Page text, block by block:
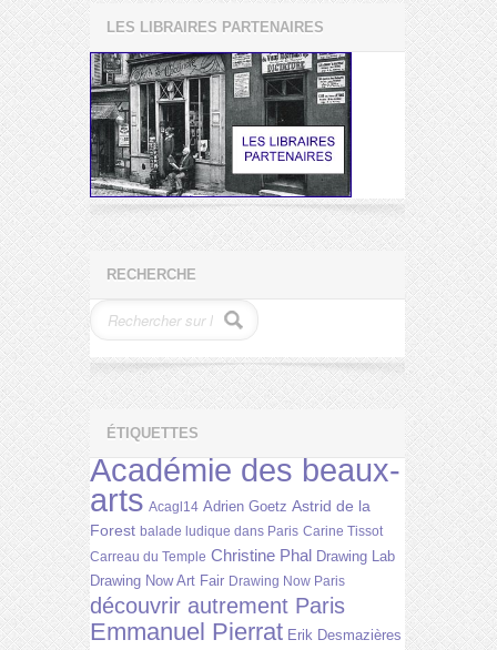
LES LIBRAIRES PARTENAIRES
RECHERCHE
ÉTIQUETTES
Académie des beaux-
arts Acagl14 Adrien Goetz Astrid de la
Forest balade ludique dans Paris Carine Tissot
Carreau du Temple Christine Phal Drawing Lab
Drawing Now Art Fair Drawing Now Paris
découvrir autrement Paris
Emmanuel Pierrat Erik Desmazières